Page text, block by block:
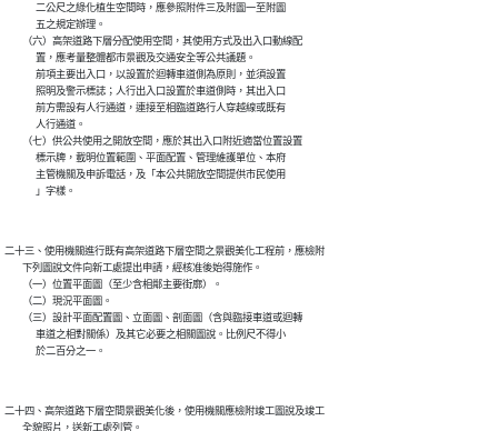
              二公尺之綠化植生空間時，應參照附件三及附圖一至附圖
              五之規定辦理。
        （六）高架道路下層分配使用空間，其使用方式及出入口動線配
              置，應考量整體都市景觀及交通安全等公共議題。
              前項主要出入口，以設置於迴轉車道側為原則，並須設置
              照明及警示標誌；人行出入口設置於車道側時，其出入口
              前方需設有人行通道，連接至相臨道路行人穿越線或既有
              人行通道。
        （七）供公共使用之開放空間，應於其出入口附近適當位置設置
              標示牌，載明位置範圍、平面配置、管理維護單位、本府
              主管機關及申訴電話，及「本公共開放空間提供市民使用
二十三、使用機關進行既有高架道路下層空間之景觀美化工程前，應檢附
        下列圖說文件向新工處提出申請，經核准後始得施作。
        （一）位置平面圖（至少含相鄰主要街廓）。
        （二）現況平面圖。
        （三）設計平面配置圖、立面圖、剖面圖（含與臨接車道或迴轉
              車道之相對關係）及其它必要之相關圖說。比例尺不得小
二十四、高架道路下層空間景觀美化後，使用機關應檢附竣工圖說及竣工